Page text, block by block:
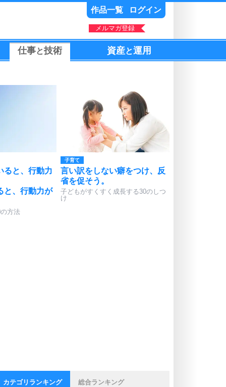
作品一覧 ログイン
メルマガ登録
仕事と技術 資産と運用
ると、行動力
と、行動力が
方法
子育て
言い訳をしない癖をつけ、反
省を促そう。
子どもがすくすく成長する30のしつ
け
カテゴリランキング 総合ランキング